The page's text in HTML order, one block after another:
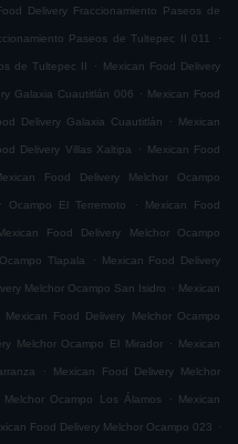
Delivery Fraccionamiento Paseos de
Paseos de Tultepec II 011 .
de Tultepec II . Mexican Food Delivery
Galaxia Cuautitlán 006 . Mexican Food
Delivery Galaxia Cuautitlán . Mexican
Delivery Villas Xaltipa . Mexican Food
Food Delivery Melchor Ocampo
Ocampo El Terremoto . Mexican Food
Food Delivery Melchor Ocampo
Tlapala . Mexican Food Delivery
Melchor Ocampo San Isidro . Mexican
Mexican Food Delivery Melchor Ocampo
Melchor Ocampo El Mirador . Mexican
. Mexican Food Delivery Melchor
Melchor Ocampo Los Álamos . Mexican
Food Delivery Melchor Ocampo 023 .